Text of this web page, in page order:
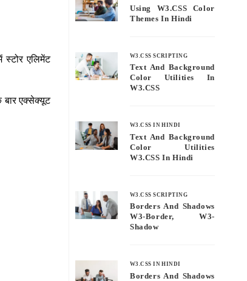
स्टोर एलिमेंट
बार एक्सेक्यूट
Using W3.CSS Color
Themes In Hindi
W3.CSS SCRIPTING
Text And Background
Color Utilities In
W3.CSS
W3.CSS IN HINDI
Text And Background
Color Utilities
W3.CSS In Hindi
W3.CSS SCRIPTING
Borders And Shadows
W3-Border, W3-
Shadow
W3.CSS IN HINDI
Borders And Shadows